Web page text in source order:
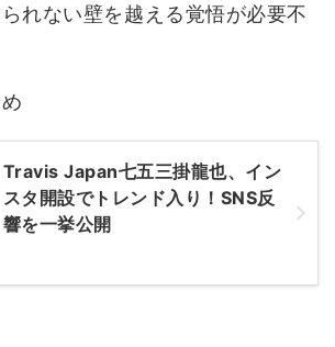
れない壁を越える覚悟が必要不
Travis Japan七五三掛龍也、イン
スタ開設でトレンド入り！SNS反
響を一挙公開